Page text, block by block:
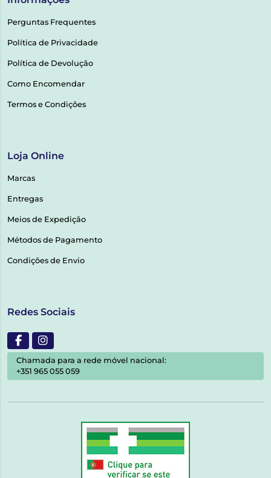
Perguntas Frequentes
Política de Privacidade
Política de Devolução
Como Encomendar
Termos e Condições
Loja Online
Marcas
Entregas
Meios de Expedição
Métodos de Pagamento
Condições de Envio
Redes Sociais
Chamada para a rede móvel nacional:
+351 965 055 059